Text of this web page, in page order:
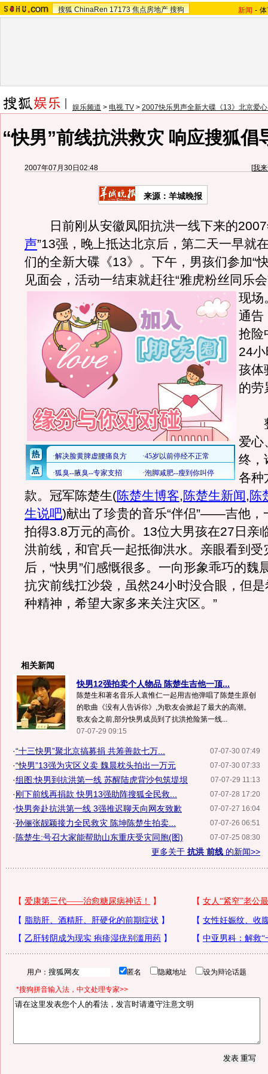
搜狐 ChinaRen 17173 焦点房地产 搜狗 新闻 -
娱乐频道 > 电视 TV > 2007快乐男声全新大碟《13》北京爱
“快男”前线抗洪救灾 响应搜狐倡
2007年07月30日02:48 [我
来源：羊城晚报
日前刚从安徽凤阳抗洪一线下来的2007
声”13强，晚上抵达北京后，第二天一早就
们的全新大碟《13》。下午，男孩们参加“
见面会，活动一结束就赶往“雅虎粉丝同乐
现场
通告
抢险
24
孩体
的劳
整
爱心
终，
各种
款。冠军陈楚生(陈楚生博客,陈楚生新闻,陈
生说吧)献出了珍贵的音乐“伴侣”——吉他，
拍得3.8万元的高价。13位大男孩在27日亲
洪前线，和官兵一起抵御洪水。亲眼看到受
后，“快男”们感慨很多。一向形象乖巧的魏
抗灾前线扛沙袋，虽然24小时没合眼，但
种精神，希望大家多来关注灾区。”
相关新闻
快男12强拍卖个人物品 陈楚生吉他一顶...
陈楚生和著名音乐人袁惟仁一起用吉他弹唱了陈楚生原创
的歌曲《没有人告诉你》,为歌友会掀起了最大的高潮。
歌友会之前,部分快男成员到了抗洪抢险第一线...
07-07-29 09:15
07-07-30 07:49
·“十三快男”聚北京搞募捐 共筹善款七万...
07-07-30 07:33
·“快男”13强为灾区义卖 魏晨枕头拍出一万元
07-07-29 11:13
·组图:快男到抗洪第一线 苏醒陆虎背沙包筑堤坝
07-07-28 17:20
·刚下前线再捐款 快男13强助阵搜狐全民救...
07-07-27 16:04
·快男奔赴抗洪第一线 3强推迟聊天向网友致歉
07-07-26 06:51
·孙俪张靓颖接力全民救灾 陈坤陈楚生拍卖...
07-07-25 08:30
· 陈楚生:号召大家能帮助山东重庆受灾同胞(图)
更多关于 抗洪 前线 的新闻>>
用户： 匿名 隐藏地址 设为辩论话题
*搜狗拼音输入法，中文处理专家>>